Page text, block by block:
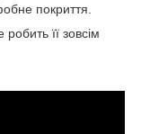
покриття.
її зовсім